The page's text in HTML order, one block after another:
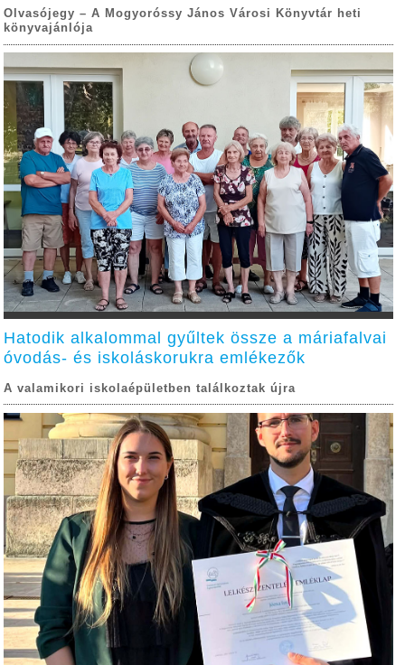
Olvasójegy – A Mogyoróssy János Városi Könyvtár heti
könyvajánlója
Hatodik alkalommal gyűltek össze a máriafalvai
óvodás- és iskoláskorukra emlékezők
A valamikori iskolaépületben találkoztak újra